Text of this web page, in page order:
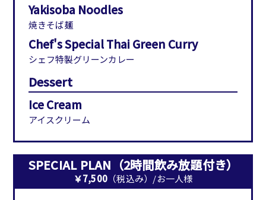
Yakisoba Noodles
焼きそば麺
Chef's Special Thai Green Curry
シェフ特製グリーンカレー
Dessert
Ice Cream
アイスクリーム
SPECIAL PLAN（2時間飲み放題付き）
￥7,500 （税込み）/お一人様